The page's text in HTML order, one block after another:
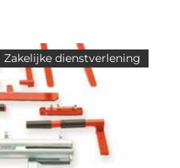
Zakelijke dienstverlening